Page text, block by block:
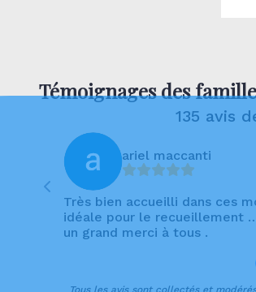
Témoignages des
135 avis
ariel maccanti
Très bien accueilli dans ces
idéale pour le recueillement
un grand merci à tous .
Tous les avis sont collectés et